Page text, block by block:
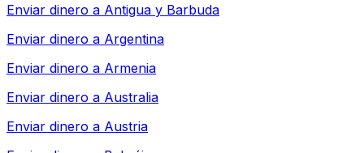
Enviar dinero a Antigua y Barbuda
Enviar dinero a Argentina
Enviar dinero a Armenia
Enviar dinero a Australia
Enviar dinero a Austria